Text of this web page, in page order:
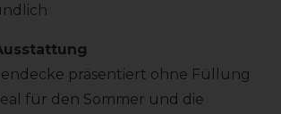
präsentiert ohne Füllung
für den Sommer und die